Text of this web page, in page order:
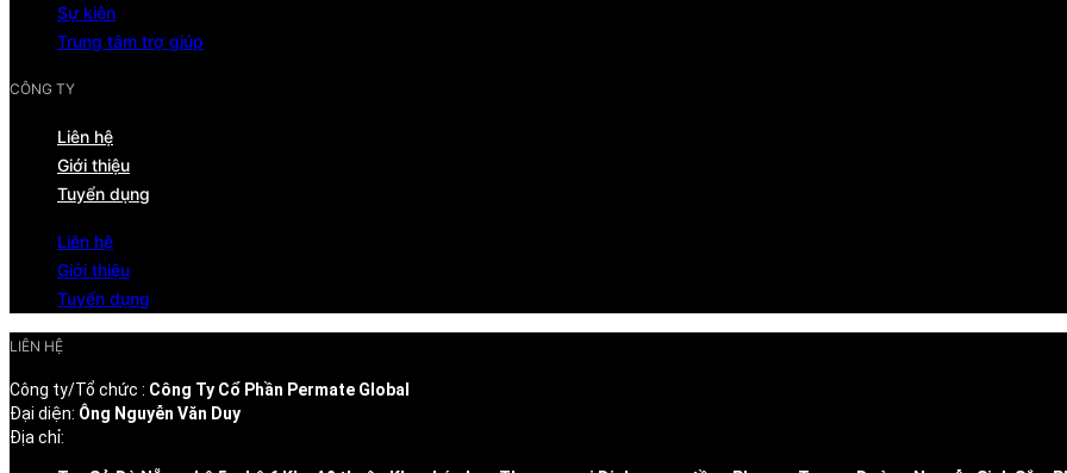
Sự kiện
Trung tâm trợ giúp
CÔNG TY
Liên hệ
Giới thiệu
Tuyển dụng
Liên hệ
Giới thiệu
Tuyển dụng
LIÊN HỆ
Công ty/Tổ chức : Công Ty Cổ Phần Permate Global
Đại diện: Ông Nguyễn Văn Duy
Địa chỉ: